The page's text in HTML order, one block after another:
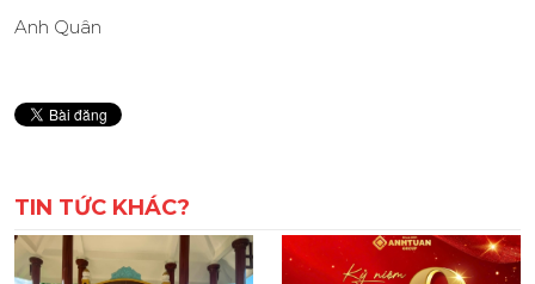
Anh Quân
TIN TỨC KHÁC?